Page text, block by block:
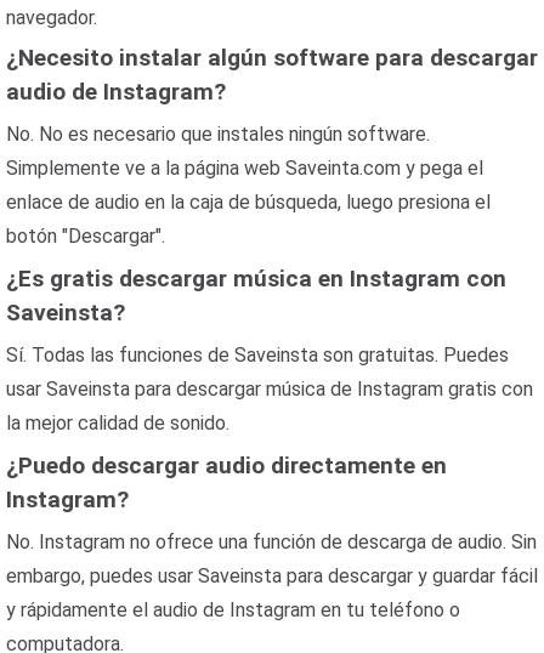
navegador.
¿Necesito instalar algún software para descargar
audio de Instagram?
No. No es necesario que instales ningún software.
Simplemente ve a la página web Saveinta.com y pega el
enlace de audio en la caja de búsqueda, luego presiona el
botón "Descargar".
¿Es gratis descargar música en Instagram con
Saveinsta?
Sí. Todas las funciones de Saveinsta son gratuitas. Puedes
usar Saveinsta para descargar música de Instagram gratis con
la mejor calidad de sonido.
¿Puedo descargar audio directamente en
Instagram?
No. Instagram no ofrece una función de descarga de audio. Sin
embargo, puedes usar Saveinsta para descargar y guardar fácil
y rápidamente el audio de Instagram en tu teléfono o
computadora.